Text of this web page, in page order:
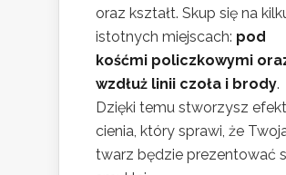
oraz kształt. Skup się na
istotnych miejscach: pod
kośćmi policzkowymi
wzdłuż linii czoła i brody.
Dzięki temu stworzysz efekt
cienia, który sprawi, że
twarz będzie prezentować